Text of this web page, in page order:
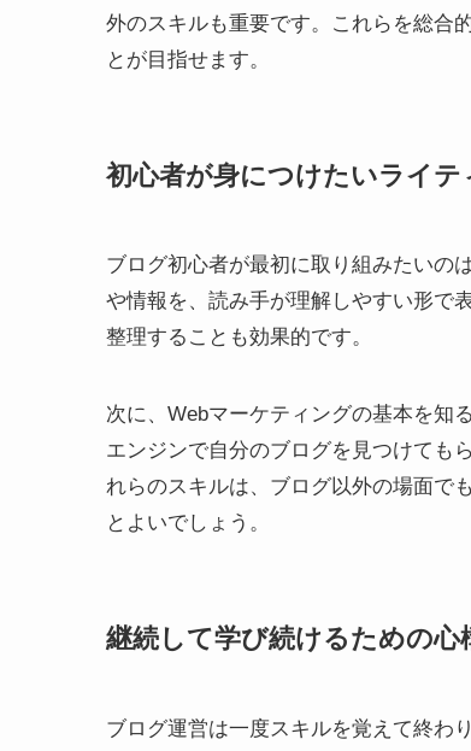
外のスキルも重要です。これらを総合
とが目指せます。
初心者が身につけたいライ
ブログ初心者が最初に取り組みたいの
や情報を、読み手が理解しやすい形で
整理することも効果的です。
次に、Webマーケティングの基本を知
エンジンで自分のブログを見つけても
れらのスキルは、ブログ以外の場面で
とよいでしょう。
継続して学び続けるための心
ブログ運営は一度スキルを覚えて終わ